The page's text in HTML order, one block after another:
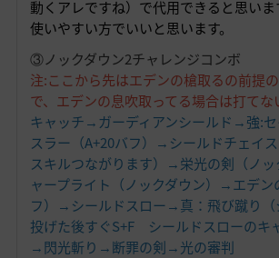
動くアレですね）で代用できると思い
使いやすい方でいいと思います。
③ノックダウン2チャレンジコンボ
注:ここから先はエデンの槍取るの前提
で、エデンの息吹取ってる場合は打てな
キャッチ→ガーディアンシールド→強:
スラー（A+20バフ）→シールドチェイ
スキルつながります）→栄光の剣（ノ
ャープライト（ノックダウン）→エデン
フ）→シールドスロー→真：飛び蹴り（
投げた後すぐS+F シールドスローのキ
→閃光斬り→断罪の剣→光の審判